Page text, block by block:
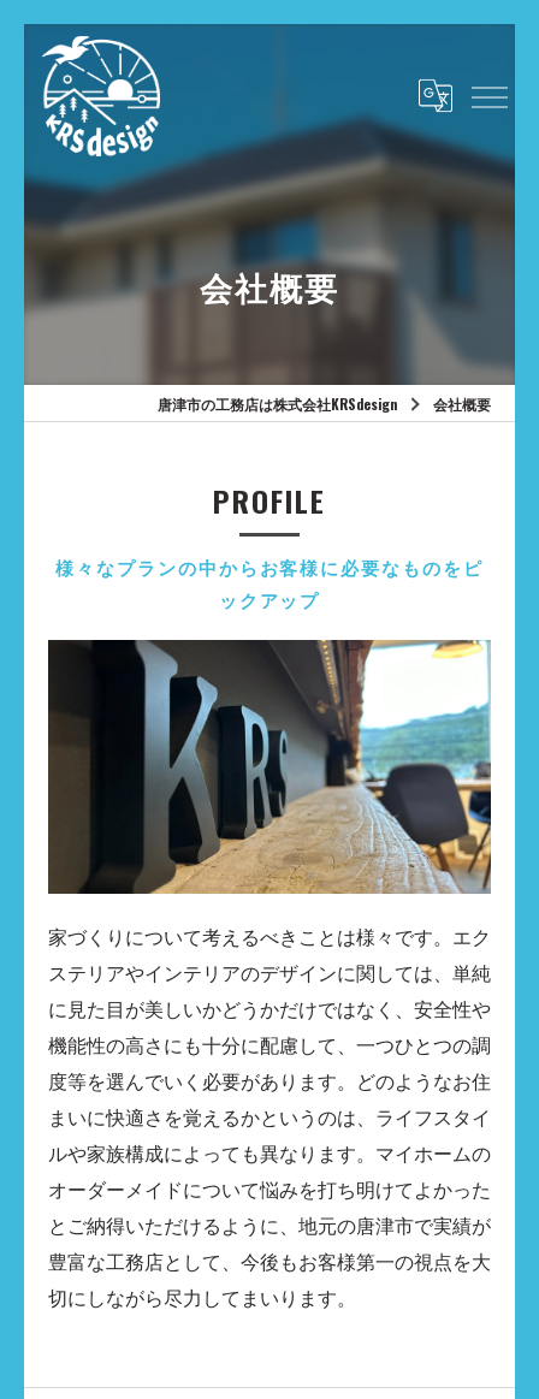
会社概要
唐津市の工務店は株式会社KRSdesign 会社概要
様々なプランの中からお客様に必要なものをピ
ックアップ
PROFILE
家づくりについて考えるべきことは様々です。エク
ステリアやインテリアのデザインに関しては、単純
に見た目が美しいかどうかだけではなく、安全性や
機能性の高さにも十分に配慮して、一つひとつの調
度等を選んでいく必要があります。どのようなお住
まいに快適さを覚えるかというのは、ライフスタイ
ルや家族構成によっても異なります。マイホームの
オーダーメイドについて悩みを打ち明けてよかった
とご納得いただけるように、地元の唐津市で実績が
豊富な工務店として、今後もお客様第一の視点を大
切にしながら尽力してまいります。